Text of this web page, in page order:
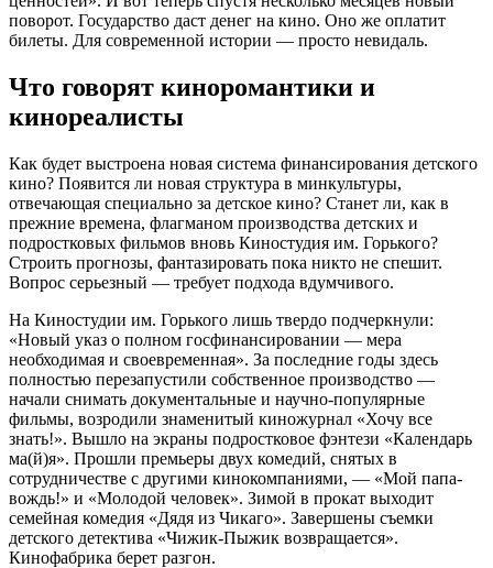
поворот. Государство даст денег на кино. Оно же оплатит
билеты. Для современной истории — просто невидаль.
Что говорят киноромантики и
кинореалисты
Как будет выстроена новая система финансирования детского
кино? Появится ли новая структура в минкультуры,
отвечающая специально за детское кино? Станет ли, как в
прежние времена, флагманом производства детских и
подростковых фильмов вновь Киностудия им. Горького?
Строить прогнозы, фантазировать пока никто не спешит.
Вопрос серьезный — требует подхода вдумчивого.
На Киностудии им. Горького лишь твердо подчеркнули:
«Новый указ о полном госфинансировании — мера
необходимая и своевременная». За последние годы здесь
полностью перезапустили собственное производство —
начали снимать документальные и научно-популярные
фильмы, возродили знаменитый киножурнал «Хочу все
знать!». Вышло на экраны подростковое фэнтези «Календарь
ма(й)я». Прошли премьеры двух комедий, снятых в
сотрудничестве с другими кинокомпаниями, — «Мой папа-
вождь!» и «Молодой человек». Зимой в прокат выходит
семейная комедия «Дядя из Чикаго». Завершены съемки
детского детектива «Чижик-Пыжик возвращается».
Кинофабрика берет разгон.